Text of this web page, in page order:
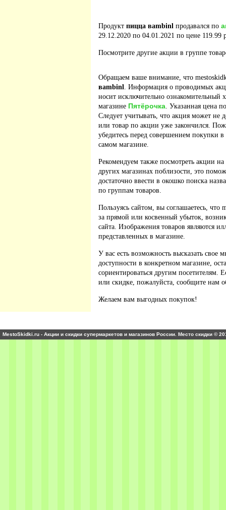
Продукт пицца вambinl продавался по
29.12.2020 по 04.01.2021 по цене 119.99
Посмотрите другие акции в группе
Обращаем ваше внимание, что
вambinl. Информация о проводимых
носит исключительно ознакомительный
магазине Пятёрочка. Указанная цена
Следует учитывать, что акция может не
или товар по акции уже закончился.
убедитесь перед совершением покупки
самом магазине.
Рекомендуем также посмотреть акции
других магазинах поблизости, это
достаточно ввести в окошко поиска
по группам товаров.
Пользуясь сайтом, вы соглашаетесь, что
за прямой или косвенный убыток,
сайта. Изображения товаров являются
представленных в магазине.
У вас есть возможность высказать свое
доступности в конкретном магазине,
сориентироваться другим
или скидке, пожалуйста, сообщите нам
Желаем вам выгодных покупок!
MestoSkidki.ru - Акции и скидки супермаркетов и магазинов России. Место скидки ©